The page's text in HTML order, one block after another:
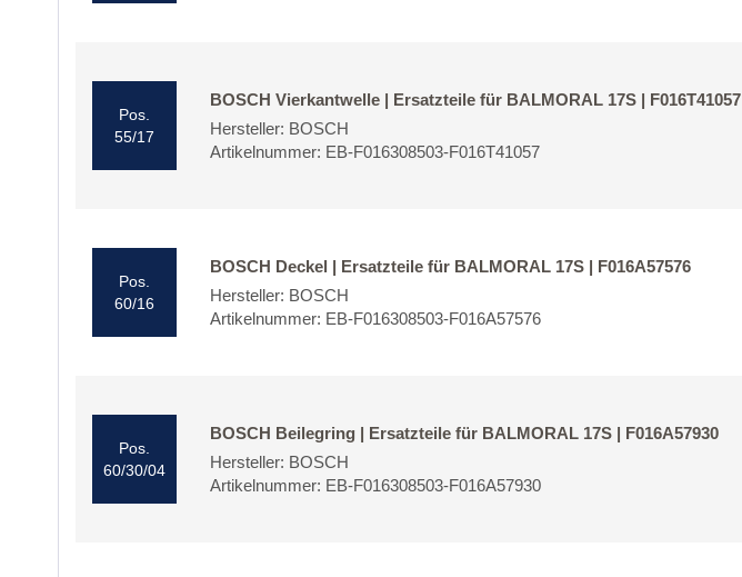
Pos.
55/17
BOSCH Vierkantwelle | Ersatzteile für BALMORAL 17S | F016T41057
Hersteller: BOSCH
Artikelnummer: EB-F016308503-F016T41057
Pos.
60/16
BOSCH Deckel | Ersatzteile für BALMORAL 17S | F016A57576
Hersteller: BOSCH
Artikelnummer: EB-F016308503-F016A57576
Pos.
60/30/04
BOSCH Beilegring | Ersatzteile für BALMORAL 17S | F016A57930
Hersteller: BOSCH
Artikelnummer: EB-F016308503-F016A57930